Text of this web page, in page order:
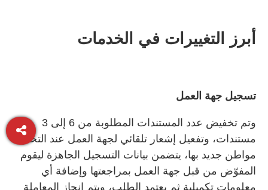
أبرز التغييرات في الخدمات
تسجيل جهة العمل
وتم تخفيض عدد المستندات المطلوبة من 6 إلى 3
مستندات، وتفعيل إشعار تلقائي لجهة العمل عند التحاق
مواطن جديد بها، يتضمن بيانات التسجيل الجاهزة ليقوم
المفوّض من قبل جهة العمل بمراجعتها وإضافة أي
معلومات تكميلية ثم يعتمد الطلب، ويتم إنجاز المعاملة